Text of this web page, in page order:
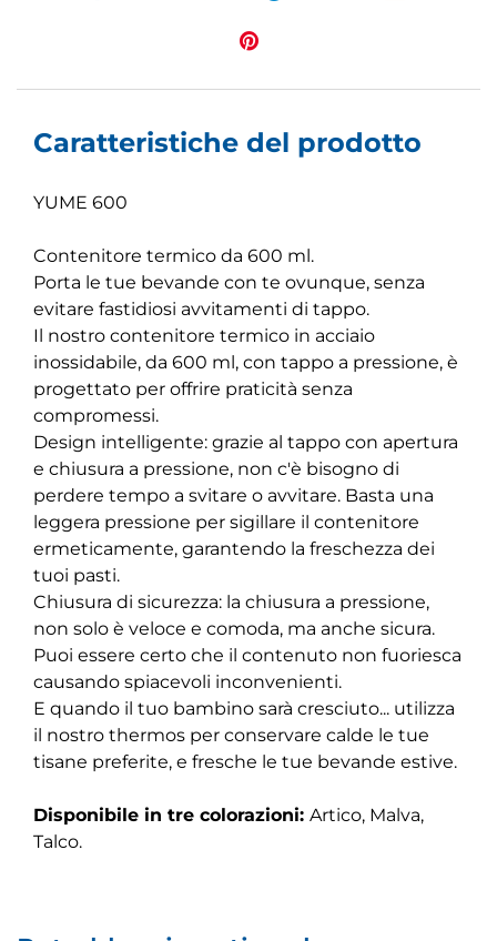
Caratteristiche del prodotto
YUME 600
Contenitore termico da 600 ml.
Porta le tue bevande con te ovunque, senza
evitare fastidiosi avvitamenti di tappo.
Il nostro contenitore termico in acciaio
inossidabile, da 600 ml, con tappo a pressione, è
progettato per offrire praticità senza
compromessi.
Design intelligente: grazie al tappo con apertura
e chiusura a pressione, non c'è bisogno di
perdere tempo a svitare o avvitare. Basta una
leggera pressione per sigillare il contenitore
ermeticamente, garantendo la freschezza dei
tuoi pasti.
Chiusura di sicurezza: la chiusura a pressione,
non solo è veloce e comoda, ma anche sicura.
Puoi essere certo che il contenuto non fuoriesca
causando spiacevoli inconvenienti.
E quando il tuo bambino sarà cresciuto... utilizza
il nostro thermos per conservare calde le tue
tisane preferite, e fresche le tue bevande estive.
Disponibile in tre colorazioni: Artico, Malva,
Talco.